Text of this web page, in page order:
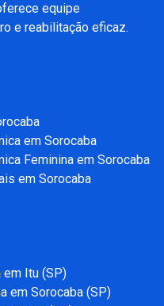
equipe
e reabilitação eficaz.
em Sorocaba
Feminina em Sorocaba
em Sorocaba
em Itu (SP)
em Sorocaba (SP)